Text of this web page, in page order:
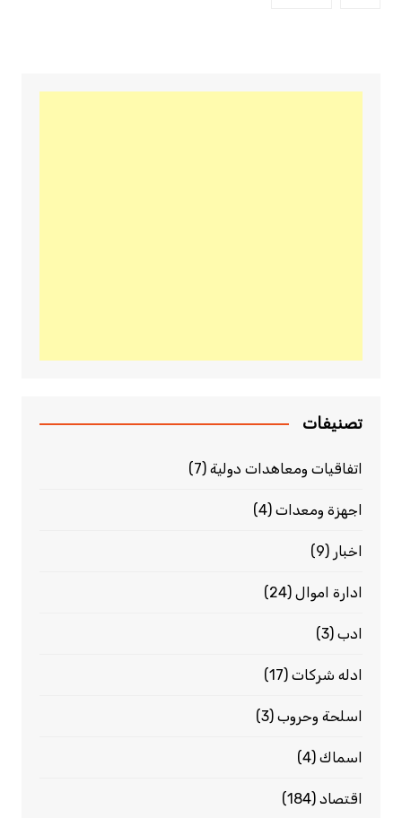
تصنيفات
اتفاقيات ومعاهدات دولية(7)
اجهزة ومعدات(4)
اخبار (9)
ادارة اموال(24)
ادب(3)
ادله شركات(17)
اسلحة وحروب(3)
اسماك(4)
اقتصاد(184)